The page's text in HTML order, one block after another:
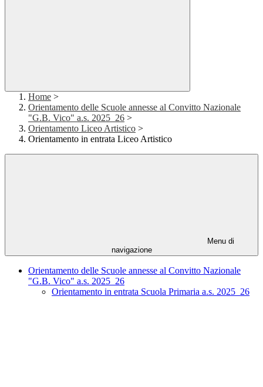
Home >
Orientamento delle Scuole annesse al Convitto Nazionale
"G.B. Vico" a.s. 2025_26 >
Orientamento Liceo Artistico >
Orientamento in entrata Liceo Artistico
Menu di
navigazione
Orientamento delle Scuole annesse al Convitto Nazionale
"G.B. Vico" a.s. 2025_26
Orientamento in entrata Scuola Primaria a.s. 2025_26